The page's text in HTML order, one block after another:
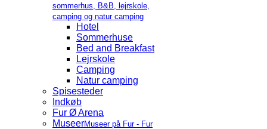
sommerhus, B&B, lejrskole,
camping og natur camping
Hotel
Sommerhuse
Bed and Breakfast
Lejrskole
Camping
Natur camping
Spisesteder
Indkøb
Fur Ø Arena
MuseerMuseer på Fur - Fur